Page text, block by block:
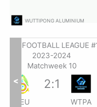
WUTTIPONG ALUMINIUM
KDC FOOTBALL LEAGUE
2023-2024
Matchweek 10
NEU
2:1
WTPA
<